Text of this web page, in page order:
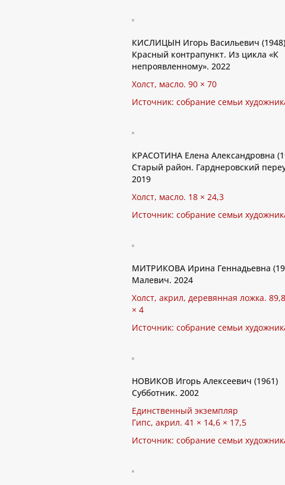
КИСЛИЦЫН Игорь Васильевич (1948)
Красный контрапункт. Из цикла «К
непроявленному». 2022
Холст, масло. 90 × 70
Источник: собрание семьи
КРАСОТИНА Елена Александровна
Старый район. Гарднеровский
2019
Холст, масло. 18 × 24,3
Источник: собрание семьи
МИТРИКОВА Ирина Геннадьевна
Малевич. 2024
Холст, акрил, деревянная ложка.
× 4
Источник: собрание семьи
НОВИКОВ Игорь Алексеевич (1961)
Субботник. 2002
Единственный экземпляр
Гипс, акрил. 41 × 14,6 × 17,5
Источник: собрание семьи